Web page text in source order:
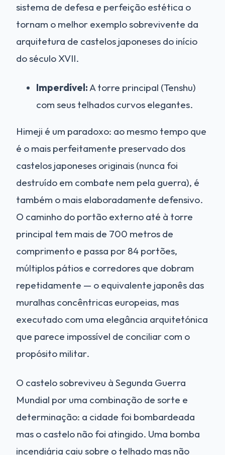
sistema de defesa e perfeição estética o
tornam o melhor exemplo sobrevivente da
arquitetura de castelos japoneses do início
do século XVII.
Imperdível:A torre principal (Tenshu)
com seus telhados curvos elegantes.
Himeji é um paradoxo: ao mesmo tempo que
é o mais perfeitamente preservado dos
castelos japoneses originais (nunca foi
destruído em combate nem pela guerra), é
também o mais elaboradamente defensivo.
O caminho do portão externo até à torre
principal tem mais de 700 metros de
comprimento e passa por 84 portões,
múltiplos pátios e corredores que dobram
repetidamente — o equivalente japonês das
muralhas concêntricas europeias, mas
executado com uma elegância arquitetónica
que parece impossível de conciliar com o
propósito militar.
O castelo sobreviveu à Segunda Guerra
Mundial por uma combinação de sorte e
determinação: a cidade foi bombardeada
mas o castelo não foi atingido. Uma bomba
incendiária caiu sobre o telhado mas não